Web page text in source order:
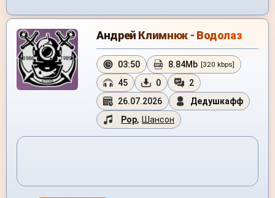
Андрей Климнюк - Водолаз
03:50 8.84Mb [320 kbps]
45 0
2
26.07.2026
Дедушкафф
Pop, Шансон